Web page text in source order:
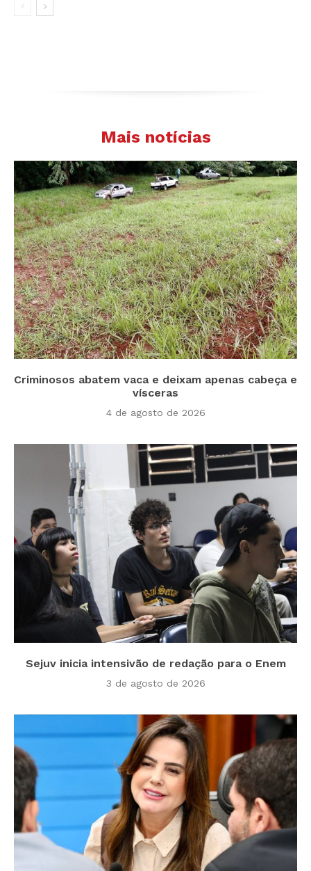
Mais notícias
Criminosos abatem vaca e deixam apenas cabeça e
vísceras
4 de agosto de 2026
Sejuv inicia intensivão de redação para o Enem
3 de agosto de 2026